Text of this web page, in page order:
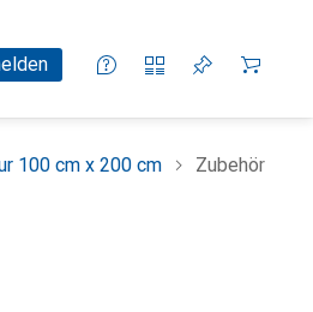
100 cm x 200 cm Zubehör